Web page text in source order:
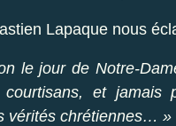
Lapaque nous
le jour de Notre-
et jamais
vérités chrétiennes… »